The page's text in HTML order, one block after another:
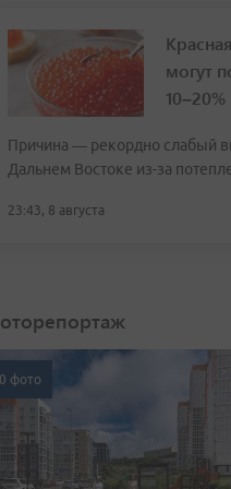
могут
Причина — рекордно слабый
Дальнем Востоке из-за
23:43, 8 августа
фото